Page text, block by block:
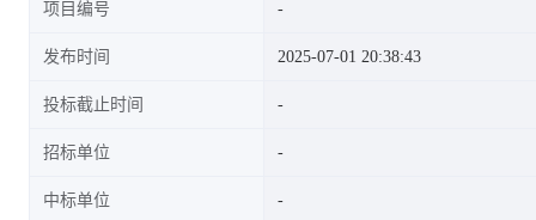
项目编号
发布时间 2025-07-01 20:38:43
投标截止时间
招标单位
中标单位